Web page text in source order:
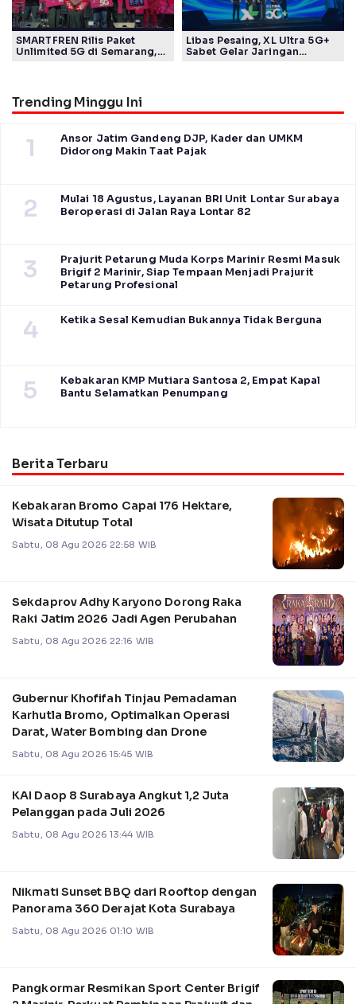
SMARTFREN Rilis Paket
Unlimited 5G di Semarang,
Libas Pesaing, XL Ultra 5G+
Sabet Gelar Jaringan
Trending Minggu Ini
1
Ansor Jatim Gandeng DJP, Kader dan UMKM
Didorong Makin Taat Pajak
2
Mulai 18 Agustus, Layanan BRI Unit Lontar Surabaya
Beroperasi di Jalan Raya Lontar 82
3
Prajurit Petarung Muda Korps Marinir Resmi Masuk
Brigif 2 Marinir, Siap Tempaan Menjadi Prajurit
Petarung Profesional
4 Ketika Sesal Kemudian Bukannya Tidak Berguna
5
Kebakaran KMP Mutiara Santosa 2, Empat Kapal
Bantu Selamatkan Penumpang
Berita Terbaru
Kebakaran Bromo Capai 176 Hektare,
Wisata Ditutup Total
Sabtu, 08 Agu 2026 22:58 WIB
Sekdaprov Adhy Karyono Dorong Raka
Raki Jatim 2026 Jadi Agen Perubahan
Sabtu, 08 Agu 2026 22:16 WIB
Gubernur Khofifah Tinjau Pemadaman
Karhutla Bromo, Optimalkan Operasi
Darat, Water Bombing dan Drone
Sabtu, 08 Agu 2026 15:45 WIB
KAI Daop 8 Surabaya Angkut 1,2 Juta
Pelanggan pada Juli 2026
Sabtu, 08 Agu 2026 13:44 WIB
Nikmati Sunset BBQ dari Rooftop dengan
Panorama 360 Derajat Kota Surabaya
Sabtu, 08 Agu 2026 01:10 WIB
Pangkormar Resmikan Sport Center Brigif